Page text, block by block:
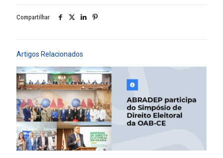
Compartilhar
Artigos Relacionados